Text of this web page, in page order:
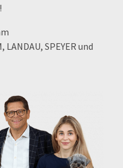
SPEYER und